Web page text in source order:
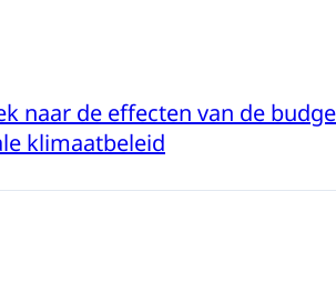
naar de effecten van de
klimaatbeleid